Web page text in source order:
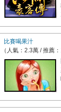
比賽喝果汁
（人氣：2.3萬 / 推薦